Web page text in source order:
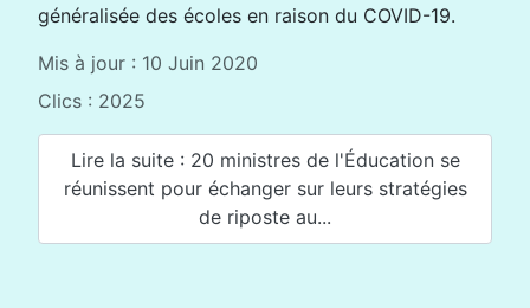
généralisée des écoles en raison du COVID-19.
Mis à jour : 10 Juin 2020
Clics : 2025
Lire la suite : 20 ministres de l'Éducation se
réunissent pour échanger sur leurs stratégies
de riposte au...